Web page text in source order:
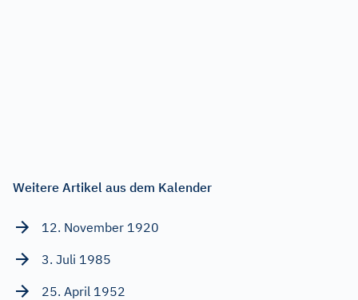
Weitere Artikel aus dem Kalender
12. November 1920
3. Juli 1985
25. April 1952